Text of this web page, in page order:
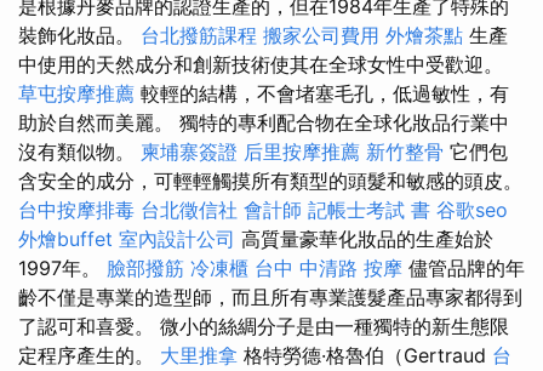
是根據丹麥品牌的認證生產的，但在1984年生產了特殊的
裝飾化妝品。 台北撥筋課程 搬家公司費用 外燴茶點 生產
中使用的天然成分和創新技術使其在全球女性中受歡迎。
草屯按摩推薦 較輕的結構，不會堵塞毛孔，低過敏性，有
助於自然而美麗。 獨特的專利配合物在全球化妝品行業中
沒有類似物。 柬埔寨簽證 后里按摩推薦 新竹整骨 它們包
含安全的成分，可輕輕觸摸所有類型的頭髮和敏感的頭皮。
台中按摩排毒 台北徵信社 會計師 記帳士考試 書 谷歌seo
外燴buffet 室內設計公司 高質量豪華化妝品的生產始於
1997年。 臉部撥筋 冷凍櫃 台中 中清路 按摩 儘管品牌的年
齡不僅是專業的造型師，而且所有專業護髮產品專家都得到
了認可和喜愛。 微小的絲綢分子是由一種獨特的新生態限
定程序產生的。 大里推拿 格特勞德·格魯伯（Gertraud 台